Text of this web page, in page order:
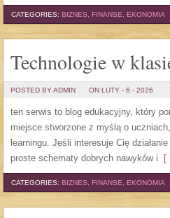
CATEGORIES: BIZNES, FINANSE, EKONOMIA
Technologie w
POSTED BY ADMIN ON LUTY - 6 - 2026
ten serwis to blog edukacyjny, który
miejsce stworzone z myślą o
learningu. Jeśli interesuje Cię
proste schematy dobrych nawyków i [
CATEGORIES: BIZNES, FINANSE, EKONOMIA